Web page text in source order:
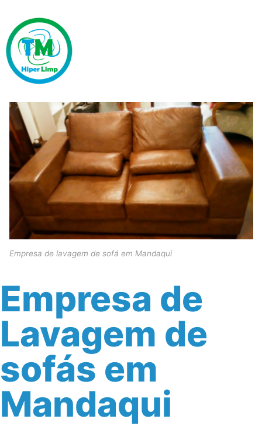
Empresa de lavagem de sofá em Mandaqui
Empresa de
Lavagem de
sofás em
Mandaqui